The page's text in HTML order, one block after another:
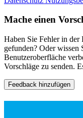
Mache einen
Haben Sie Fehler in der
gefunden? Oder
Benutzeroberfläche
Vorschläge zu senden.
Feedback hinzufügen